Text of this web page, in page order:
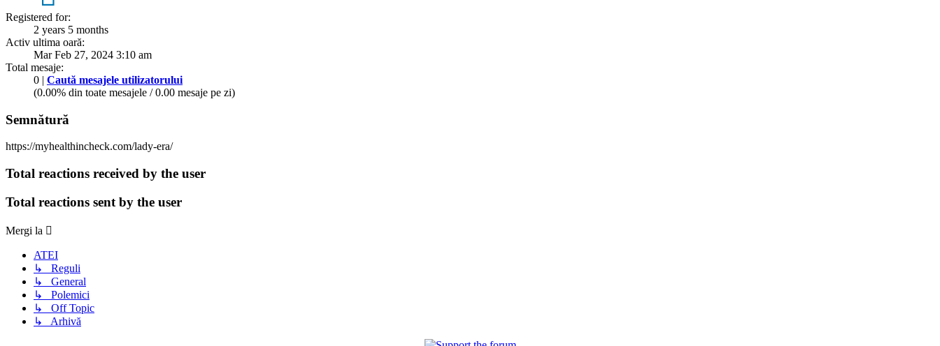
Registered for:
2 years 5 months
Activ ultima oară:
Mar Feb 27, 2024 3:10 am
Total mesaje:
0 | Caută mesajele utilizatorului
(0.00% din toate mesajele / 0.00 mesaje pe zi)
Semnătură
https://myhealthincheck.com/lady-era/
Total reactions received by the user
Total reactions sent by the user
Mergi la
ATEI
↳ Reguli
↳ General
↳ Polemici
↳ Off Topic
↳ Arhivă